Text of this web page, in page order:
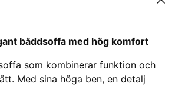
bäddsoffa med hög komfort
som kombinerar funktion och
Med sina höga ben, en detalj